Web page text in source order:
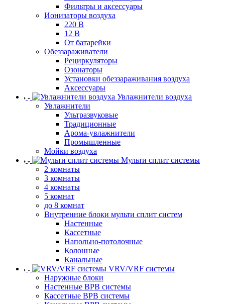
Фильтры и аксессуары
Ионизаторы воздуха
220 В
12 В
От батарейки
Обеззараживатели
Рециркуляторы
Озонаторы
Установки обеззараживания воздуха
Аксессуары
Увлажнители воздуха
Увлажнители
Ультразвуковые
Традиционные
Арома-увлажнители
Промышленные
Мойки воздуха
Мульти сплит системы
2 комнаты
3 комнаты
4 комнаты
5 комнат
до 8 комнат
Внутренние блоки мульти сплит систем
Настенные
Кассетные
Напольно-потолочные
Колонные
Канальные
VRV/VRF системы
Наружные блоки
Настенные ВРВ системы
Кассетные ВРВ системы